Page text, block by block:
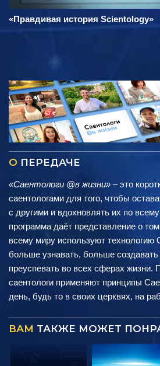
«Правдивая история Scientology»
О ПЕРЕДАЧЕ
«Саентологи @в жизни» – это
саентологами для того, чтобы
с другими и вдохновлять их по
программа даёт представление о
всему миру используют технологию
больше узнавать, больше
преуспевать во всех сферах жизни.
саентологи применяют принципы
день, будь то в своих церквях, на
ВАМ ТАКЖЕ МОЖЕТ